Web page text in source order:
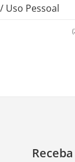
Uso Pessoal